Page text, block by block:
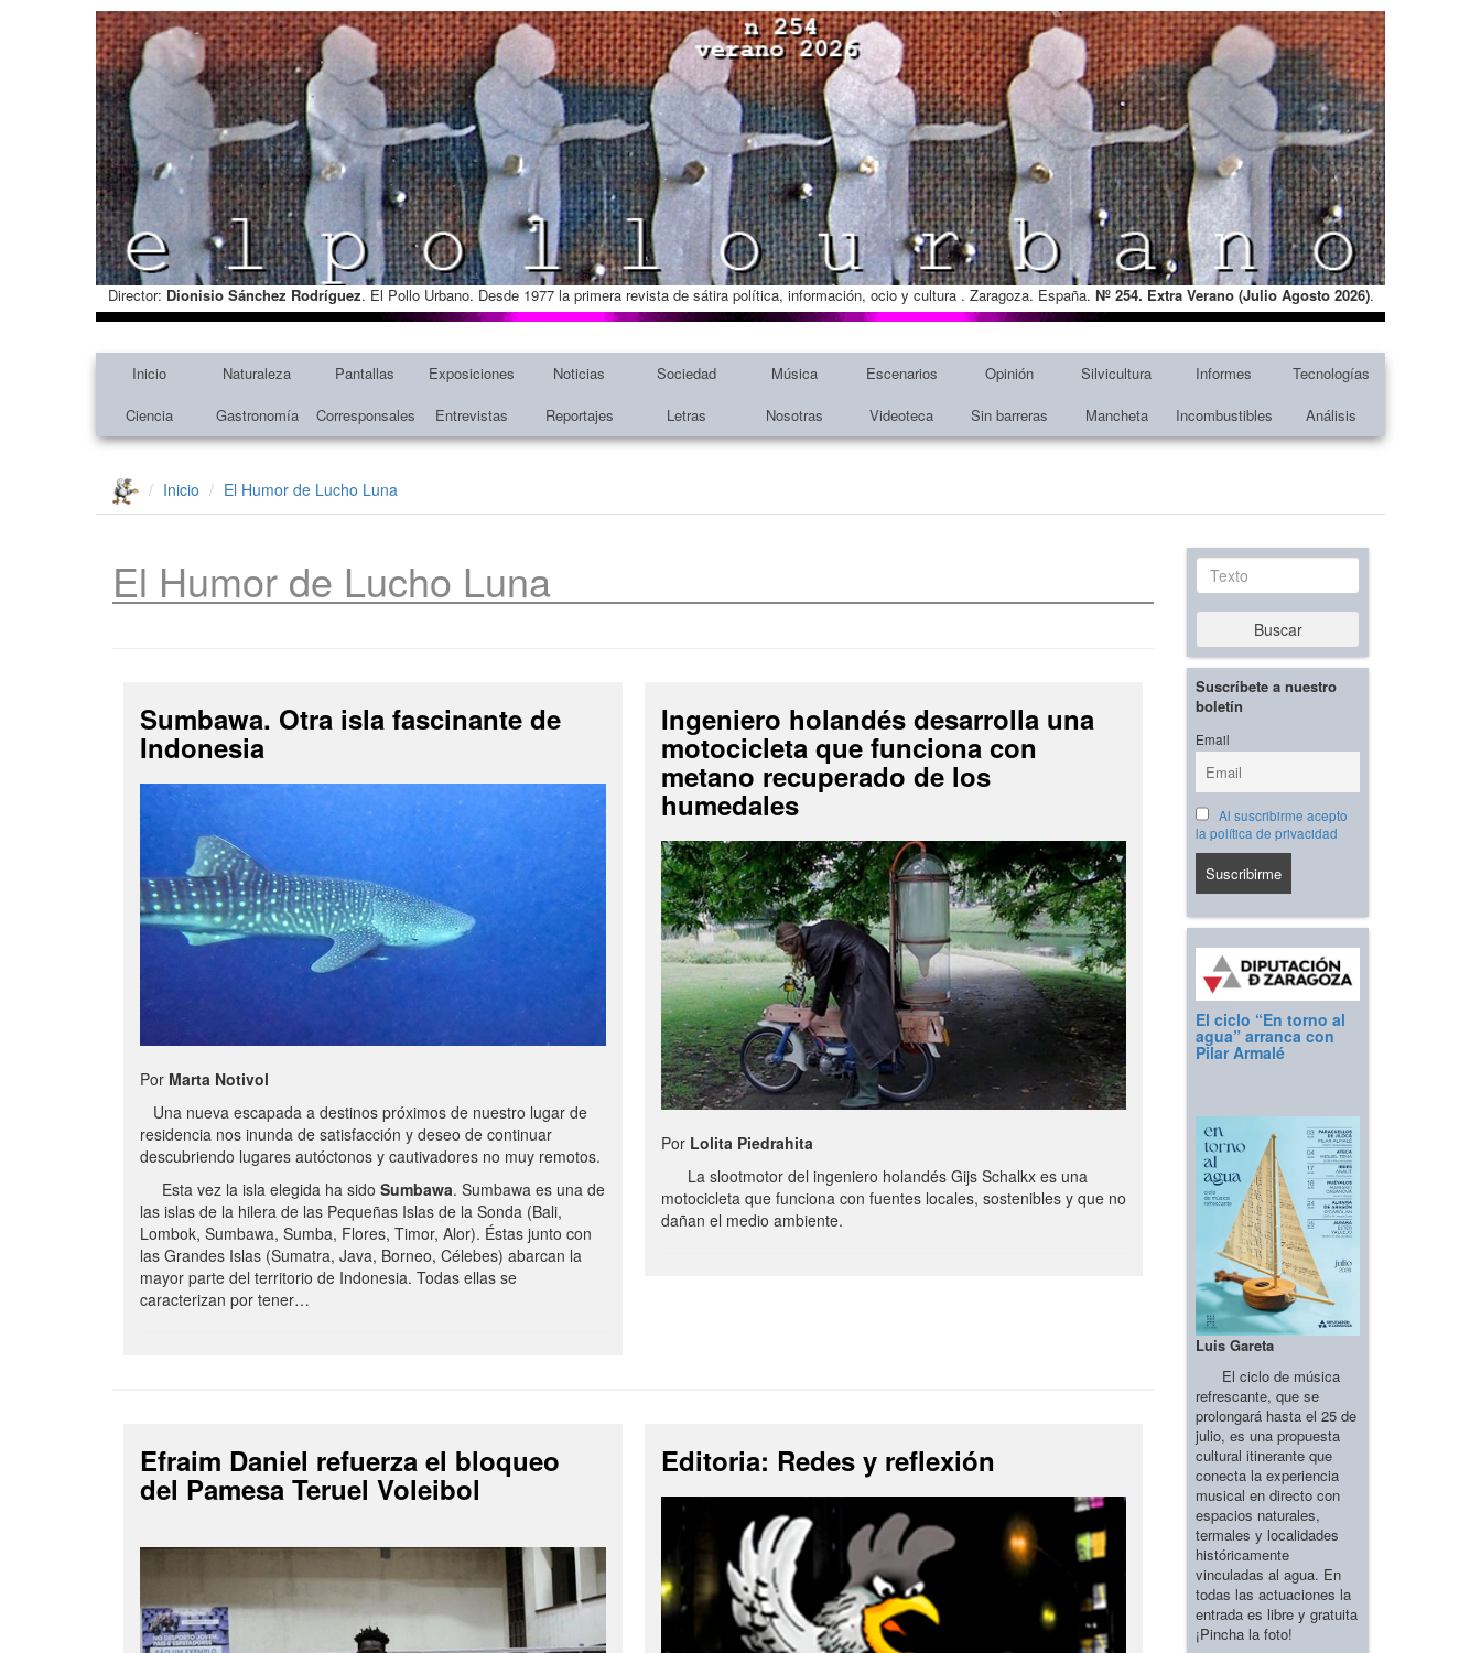
Director: Dionisio Sánchez Rodríguez. El Pollo Urbano. Desde 1977 la primera revista de sátira política, información, ocio y cultura . Zaragoza. España. Nº 254. Extra Verano (Julio Agosto 2026).
Inicio Naturaleza Pantallas Exposiciones Noticias Sociedad Música Escenarios Opinión Silvicultura Informes
Tecnologías
Ciencia
Gastronomía Corresponsales Entrevistas Reportajes Letras Nosotras Videoteca Sin barreras Mancheta Incombustibles Análisis
Inicio El Humor de Lucho Luna
El Humor de Lucho Luna
Sumbawa. Otra isla fascinante de
Indonesia
Por Marta Notivol
Una nueva escapada a destinos próximos de nuestro lugar de
residencia nos inunda de satisfacción y deseo de continuar
descubriendo lugares autóctonos y cautivadores no muy remotos.
Esta vez la isla elegida ha sido Sumbawa. Sumbawa es una de
las islas de la hilera de las Pequeñas Islas de la Sonda (Bali,
Lombok, Sumbawa, Sumba, Flores, Timor, Alor). Éstas junto con
las Grandes Islas (Sumatra, Java, Borneo, Célebes) abarcan la
mayor parte del territorio de Indonesia. Todas ellas se
caracterizan por tener…
Ingeniero holandés desarrolla una
motocicleta que funciona con
metano recuperado de los
humedales
Por Lolita Piedrahita
La slootmotor del ingeniero holandés Gijs Schalkx es una
motocicleta que funciona con fuentes locales, sostenibles y que no
dañan el medio ambiente.
Efraim Daniel refuerza el bloqueo
del Pamesa Teruel Voleibol
Editoria: Redes y reflexión
Texto
Buscar
Suscríbete a nuestro
boletín
Email
Al suscribirme acepto
la política de privacidad
El ciclo “En torno al
agua” arranca con
Pilar Armalé
Luis Gareta
El ciclo de música
refrescante, que se
prolongará hasta el 25 de
julio, es una propuesta
cultural itinerante que
conecta la experiencia
musical en directo con
espacios naturales,
termales y localidades
históricamente
vinculadas al agua. En
todas las actuaciones la
entrada es libre y gratuita
¡Pincha la foto!